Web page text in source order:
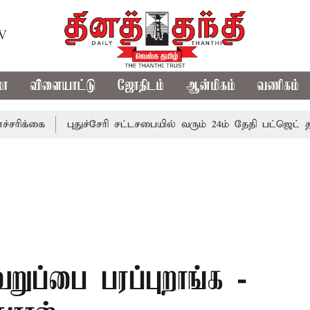
விளையாட்டு ஜோதிடம் ஆன்மிகம் வணிகம்
புதுச்சேரி சட்டசபையில் வரும் 24ம் தேதி பட்ஜெட் தாக்கல்
பரப்புறாங்க -